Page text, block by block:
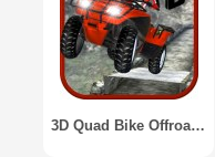
3D Quad Bike Offroad Stunts